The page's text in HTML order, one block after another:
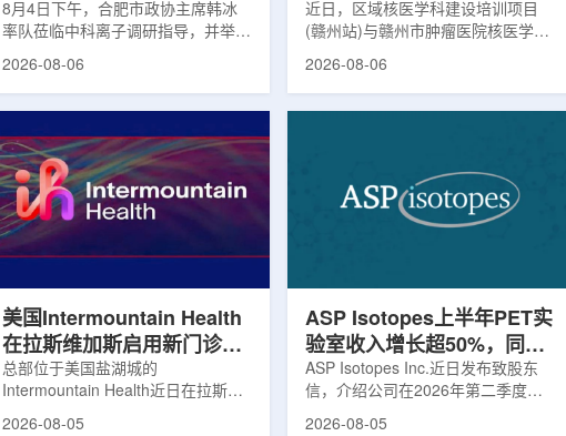
8月4日下午，合肥市政协主席韩冰
率队莅临中科离子调研指导，并举行
座谈交流。市人大常委会副主任雍凤
中国科学院合肥物质科学研究院副院
长宋云涛，中科离子董事长刘璐，总
经理陈永华，副总经理丁开忠、李
俊、光若怀陪同。韩冰一行详细了解
中科离子产业布局、经营情况，重点
围绕核医疗及高端装备关键技术突
2026-08-06
赣州市肿瘤医院核医学诊疗
高质量建设项目同步启动
近日，区域核医学科建设培训项目
(赣州站)与赣州市肿瘤医院核医学诊
疗高质量建设项目在赣州市肿瘤医院
任杨传盛主持。赣州市卫生健康委员
会副主任傅伟、中华医学会核医学分
会主任委员汪静、赣州市肿瘤医院党
2026-08-06
美国Intermountain Health
在拉斯维加斯启用新门诊诊
所，配置PET/CT和直线加
速器
总部位于美国盐湖城的
Intermountain Health近日在拉斯维
加斯西南部启用一座新的门诊诊所。
2026-08-05
ASP Isotopes上半年PET实
验室收入增长超50%，同位
素浓缩设施推进商业生产
ASP Isotopes Inc.近日发布致股东
信，介绍公司在2026年第二季度财
务业绩公布前各业务板块的运营进
2026-08-05